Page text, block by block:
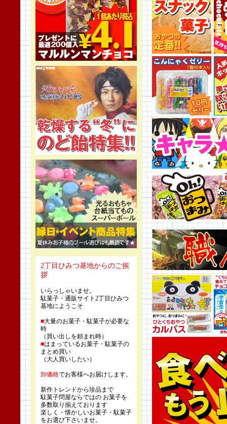
2丁目ひみつ基地からのご挨
拶
いらっしゃいませ。
駄菓子・通販サイト2丁目ひみつ
基地にようこそ
■大量のお菓子・駄菓子が必要な
時
（買い出しを頼まれ時）
■はまっているお菓子・駄菓子の
まとめ買い
（大人買いしたい）
卸価格でお客様へお届けします。
新作トレンドから珍品まで
駄菓子問屋ならではの お菓子を
多数取り揃えております
楽しく・懐かしいお菓子・駄菓子
をお選び下さいませ。